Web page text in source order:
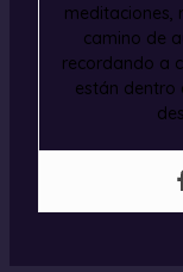
meditaciones,
camino de
recordando a
están dentro